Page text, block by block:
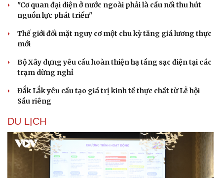
Nam khoa
Làm đẹp - giảm cân
Phòng mạch online
Ăn sạch sống khỏe
"Cơ quan đại diện ở nước ngoài phải là cầu nối thu hút
nguồn lực phát triển"
Thế giới đối mặt nguy cơ một chu kỳ tăng giá lương thực
mới
Bộ Xây dựng yêu cầu hoàn thiện hạ tầng sạc điện tại các
trạm dừng nghỉ
Đắk Lắk yêu cầu tạo giá trị kinh tế thực chất từ Lễ hội
Sầu riêng
DU LỊCH